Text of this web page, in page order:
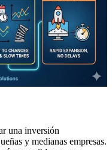
una inversión
y medianas empresas.